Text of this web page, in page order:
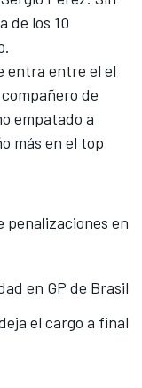
de los 10
entra entre el el
de
empatado a
más en el top
penalizaciones en
en GP de Brasil
el cargo a final